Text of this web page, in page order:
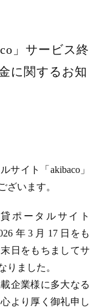
」サービス終
に関するお知
サイト「akibaco」
ざいます。
ポータルサイト
年 3 月 17 日をも
日をもちましてサ
りました。
企業様に多大なる
より厚く御礼申し